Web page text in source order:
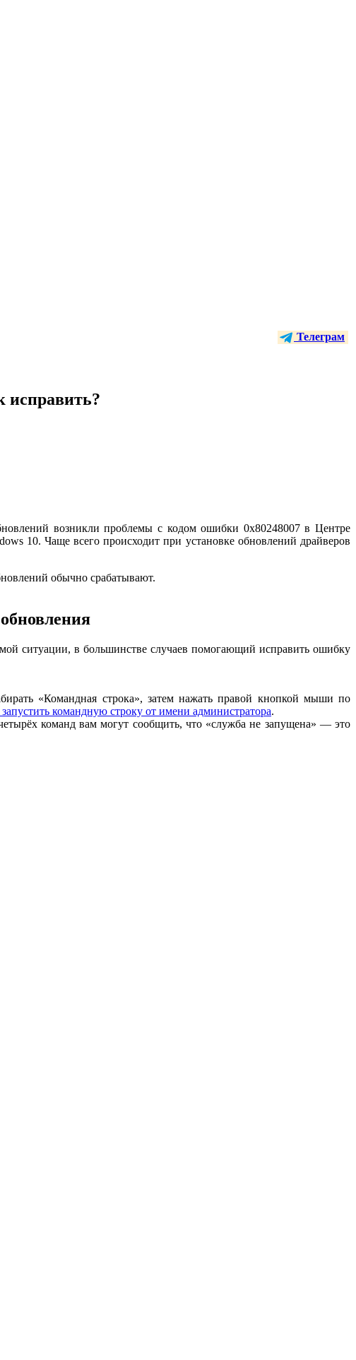
Телеграм
исправить?
возникли проблемы с кодом ошибки 0x80248007 в Центре
10. Чаще всего происходит при установке обновлений драйверов
обычно срабатывают.
ситуации, в большинстве случаев помогающий исправить ошибку
«Командная строка», затем нажать правой кнопкой мыши по
командную строку от имени администратора.
команд вам могут сообщить, что «служба не запущена» — это